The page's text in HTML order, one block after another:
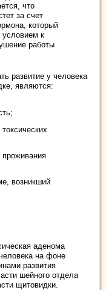
что
за счет
который
условием к
работы
развитие у человека
являются:
проживания
возникший
аденома
на фоне
развития
шейного отдела
щитовидки.